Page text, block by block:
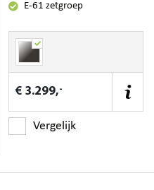
E-61 zetgroep
€ 3.299,-
Vergelijk